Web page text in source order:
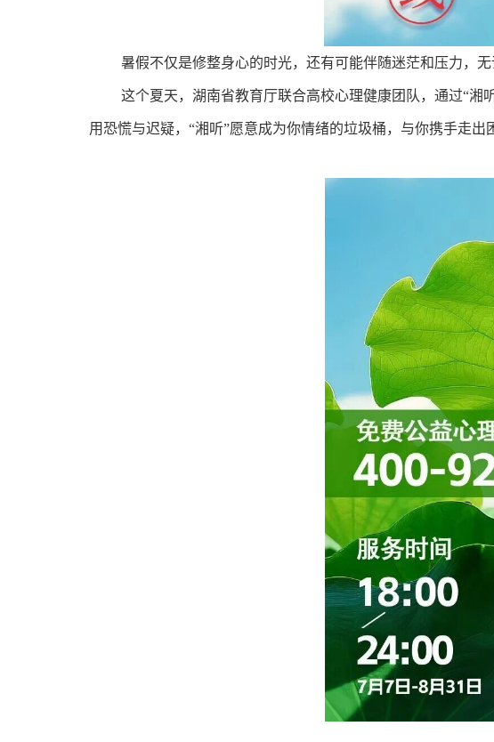
暑假不仅是修整身心的时光，还有可能伴随迷茫和压力，
这个夏天，湖南省教育厅联合高校心理健康团队，通过“
用恐慌与迟疑，“湘听”愿意成为你情绪的垃圾桶，与你携手走出